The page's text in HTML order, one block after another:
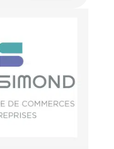
adapté à diverses
et attractif, entouré
et bureaux
l'un des quartiers les
une visibilité